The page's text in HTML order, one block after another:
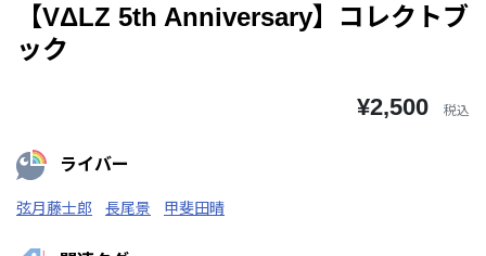
【VΔLZ 5th Anniversary】コレクトブ
ック
¥2,500 税込
ライバー
弦月藤士郎 長尾景 甲斐田晴